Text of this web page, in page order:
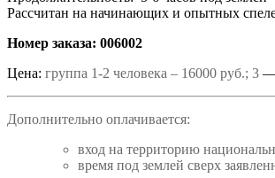
Рассчитан на начинающих и опытных
Номер заказа: 006002
Цена: группа 1-2 человека – 16000 руб.; 3 —
Дополнительно оплачивается:
вход на территорию
время под землей сверх